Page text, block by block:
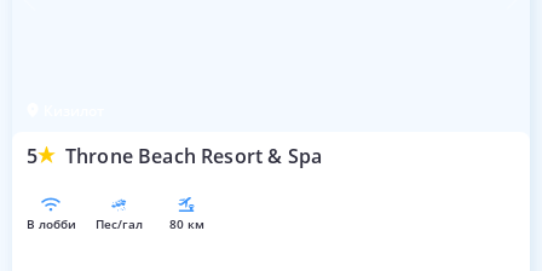
5 Throne Beach Resort & Spa
в лобби пес/гал 80 км